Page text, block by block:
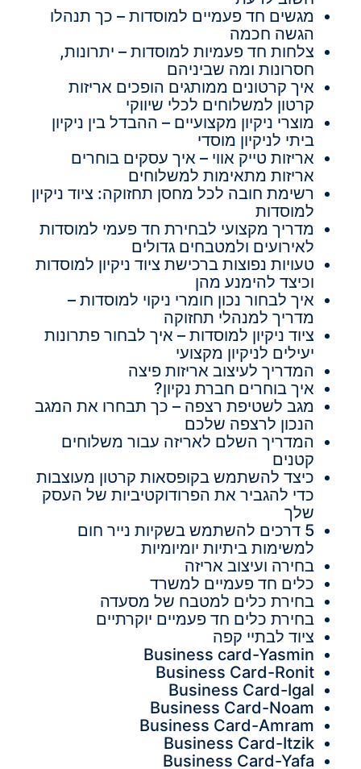
מגשים חד פעמיים למוסדות – כך תנהלו
הגשה חכמה
צלחות חד פעמיות למוסדות – יתרונות,
חסרונות ומה שביניהם
איך קרטונים ממותגים הופכים אריזות
קרטון למשלוחים לכלי שיווקי
מוצרי ניקיון מקצועיים – ההבדל בין ניקיון
ביתי לניקיון מוסדי
אריזות טייק אווי – איך עסקים בוחרים
אריזות מתאימות למשלוחים
רשימת חובה לכל מחסן תחזוקה: ציוד ניקיון
למוסדות
מדריך מקצועי לבחירת חד פעמי למוסדות
לאירועים ולמטבחים גדולים
טעויות נפוצות ברכישת ציוד ניקיון למוסדות
וכיצד להימנע מהן
איך לבחור נכון חומרי ניקוי למוסדות –
מדריך למנהלי תחזוקה
ציוד ניקיון למוסדות – איך לבחור פתרונות
יעילים לניקיון מקצועי
המדריך לעיצוב אריזות פיצה
איך בוחרים חברת נקיון?
מגב לשטיפת רצפה – כך תבחרו את המגב
הנכון לרצפה שלכם
המדריך השלם לאריזה עבור משלוחים
קטנים
כיצד להשתמש בקופסאות קרטון מעוצבות
כדי להגביר את הפרודוקטיביות של העסק
שלך
5 דרכים להשתמש בשקיות נייר חום
למשימות ביתיות יומיומיות
בחירה ועיצוב אריזה
כלים חד פעמיים למשרד
בחירת כלים למטבח של מסעדה
בחירת כלים חד פעמיים יוקרתיים
ציוד לבתיי קפה
Business card-Yasmin
Business Card-Ronit
Business Card-Igal
Business Card-Noam
Business Card-Amram
Business Card-Itzik
Business Card-Yafa